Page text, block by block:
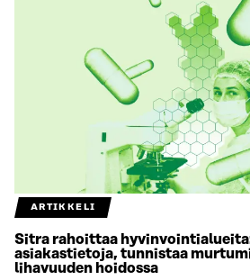
ARTIKKELI
Sitra rahoittaa
asiakastietoja, tunnistaa
lihavuuden hoidossa